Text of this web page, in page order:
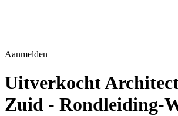
Aanmelden
Uitverkocht
Zuid - Rondleiding-